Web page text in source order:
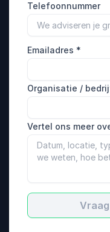
Telefoonnummer
Emailadres *
Organisatie /
Vertel ons meer